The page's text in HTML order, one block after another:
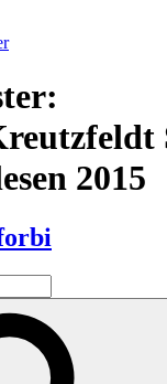
2015